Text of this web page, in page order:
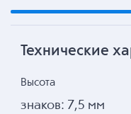
Технические
Высота
знаков: 7,5 мм